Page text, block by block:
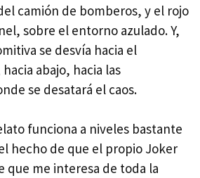
camión de bomberos, y el rojo
sobre el entorno azulado. Y,
se desvía hacia el
abajo, hacia las
se desatará el caos.
funciona a niveles bastante
hecho de que el propio Joker
que me interesa de toda la